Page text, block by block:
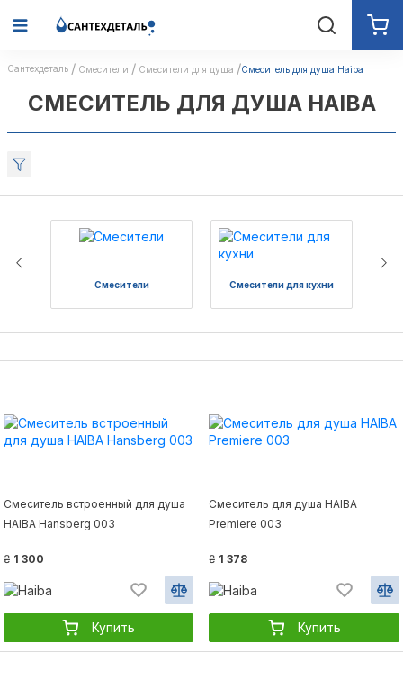
Сантехдеталь Смесители Смесители для душа Смеситель для душа Haiba
СМЕСИТЕЛЬ ДЛЯ ДУША HAIBA
Смесители Смесители для кухни
Смеситель встроенный для душа
HAIBA Hansberg 003
₴ 1 300
Купить
Смеситель для душа HAIBA
Premiere 003
₴ 1 378
Купить